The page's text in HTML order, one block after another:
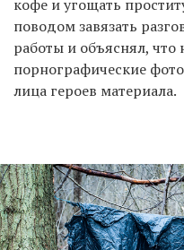
кофе и угощать
поводом завязать
работы и объяснял, что
порнографические
лица героев материала.